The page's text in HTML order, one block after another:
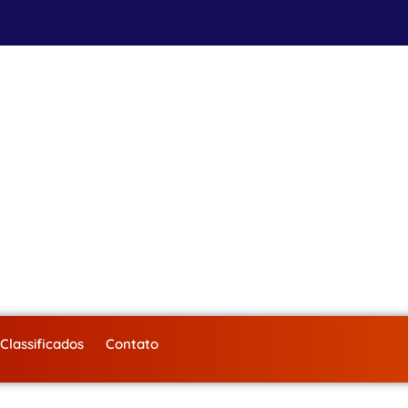
Classificados Contato